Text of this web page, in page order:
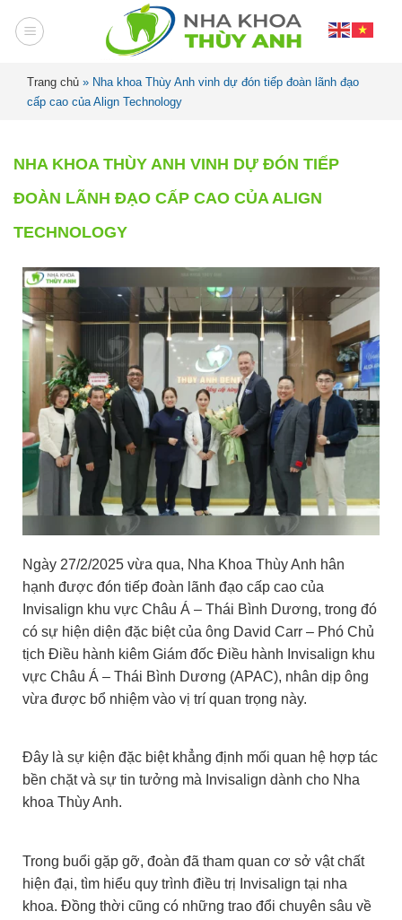
Trang chủ » Nha khoa Thùy Anh vinh dự đón tiếp đoàn lãnh đạo
cấp cao của Align Technology
NHA KHOA THÙY ANH VINH DỰ ĐÓN TIẾP
ĐOÀN LÃNH ĐẠO CẤP CAO CỦA ALIGN
TECHNOLOGY
Ngày 27/2/2025 vừa qua, Nha Khoa Thùy Anh hân
hạnh được đón tiếp đoàn lãnh đạo cấp cao của
Invisalign khu vực Châu Á – Thái Bình Dương, trong đó
có sự hiện diện đặc biệt của ông David Carr – Phó Chủ
tịch Điều hành kiêm Giám đốc Điều hành Invisalign khu
vực Châu Á – Thái Bình Dương (APAC), nhân dịp ông
vừa được bổ nhiệm vào vị trí quan trọng này.
Đây là sự kiện đặc biệt khẳng định mối quan hệ hợp tác
bền chặt và sự tin tưởng mà Invisalign dành cho Nha
khoa Thùy Anh.
Trong buổi gặp gỡ, đoàn đã tham quan cơ sở vật chất
hiện đại, tìm hiểu quy trình điều trị Invisalign tại nha
khoa. Đồng thời cũng có những trao đổi chuyên sâu về